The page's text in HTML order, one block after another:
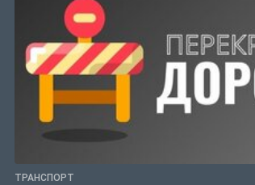
ТРАНСПОРТ